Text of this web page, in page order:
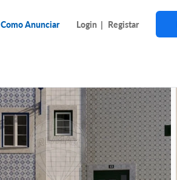
Como Anunciar Login | Registar